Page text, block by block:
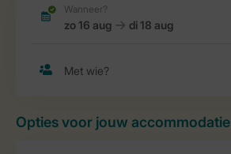
Opties voor jouw accommodatie